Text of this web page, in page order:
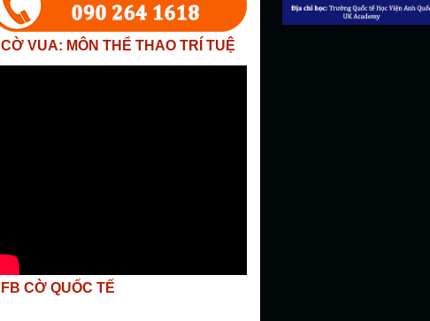
CỜ VUA: MÔN THỂ THAO TRÍ TUỆ
FB CỜ QUỐC TẾ